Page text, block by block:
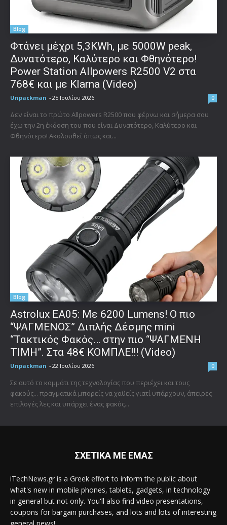
Blog
Φτάνει μέχρι 5,3KWh, με 5000W peak,
Δυνατότερο, Καλύτερο και Φθηνότερο!
Power Station Allpowers R2500 V2 στα
768€ και με Klarna (Video)
Unpackman - 25 Ιουλίου 2026 0
Δεν είναι το πρώτο Allpowers R2500 που φέρνω και σήμερα σου
έχω την 2η έκδοση του που είναι Δυνατότερο, Καλύτερο και
Φθηνότερο! Ακολουθεί όπως και...
Blog
Astrolux ΕΑ05: Με 6200 Lumens! Ο πιο
“ΨΑΓΜΕΝΟΣ” Διπλής Δέσμης mini
“Τακτικός Φακός… στην πιο “ΨΑΓΜΕΝΗ
ΤΙΜΗ”. Στα 48€ ΚΟΜΠΛΕ!!! (Video)
Unpackman - 22 Ιουλίου 2026 0
Σε αυτό το κομμάτι της τεχνολογίας που περιέχει και τους
φακούς... πραγματικά μπορείς να χαθείς γιατί υπάρχουν, άπειρες
επιλογές λες και υπάρχει ένας φακός...
ΣΧΕΤΙΚΑ ΜΕ ΕΜΑΣ
iTechNews.gr is a Greek effort to inform the public about
what's new in mobile phones, tablets, gadgets, in technology
in general but not only. You'll also find video presentations,
coupons for bargain purchases, and lots and lots of interesting